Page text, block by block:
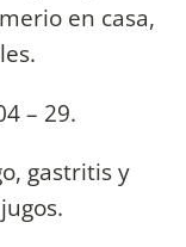
en casa,
– 29.
gastritis y